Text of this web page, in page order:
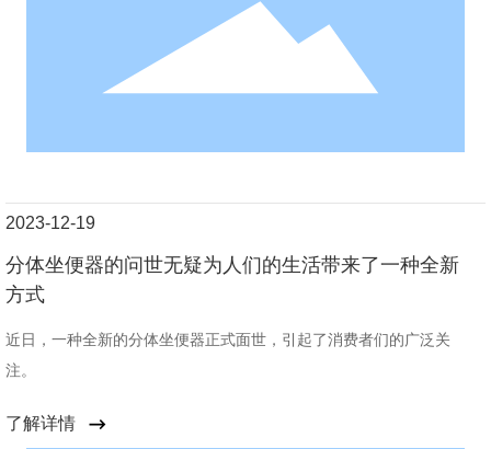
2023-12-19
分体坐便器的问世无疑为人们的生活带来了一种全新
方式
近日，一种全新的分体坐便器正式面世，引起了消费者们的广泛关
注。
了解详情